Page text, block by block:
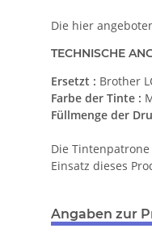
Die hier
TECHNISCHE
Ersetzt : Brother
Farbe der Tinte :
Füllmenge der
Die
Einsatz dieses
Angaben zur